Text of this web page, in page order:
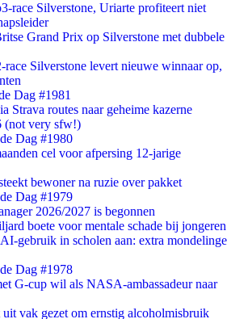
race Silverstone, Uriarte profiteert niet
Grand Prix op Silverstone met dubbele
race Silverstone levert nieuwe winnaar op,
Dag #1981
Strava routes naar geheime kazerne
(not very sfw!)
Dag #1980
cel voor afpersing 12-jarige
bewoner na ruzie over pakket
Dag #1979
2026/2027 is begonnen
boete voor mentale schade bij jongeren
gebruik in scholen aan: extra mondelinge
Dag #1978
G-cup wil als NASA-ambassadeur naar
vak gezet om ernstig alcoholmisbruik